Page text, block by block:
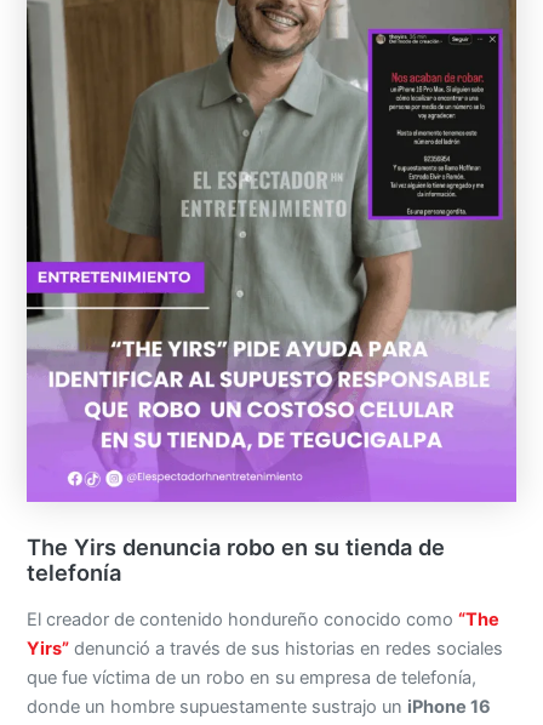
The Yirs denuncia robo en su tienda de
telefonía
El creador de contenido hondureño conocido como“The
Yirs” denunció a través de sus historias en redes sociales
que fue víctima de un robo en su empresa de telefonía,
donde un hombre supuestamente sustrajo un iPhone 16